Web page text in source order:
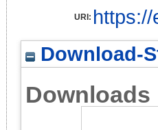
URI:
Download-
Downloads